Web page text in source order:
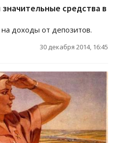
средства в
доходы от депозитов.
30 декабря 2014, 16:45